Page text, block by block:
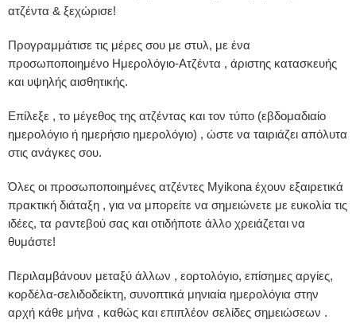
ατζέντα & ξεχώρισε!
Προγραμμάτισε τις μέρες σου με στυλ, με ένα
προσωποποιημένο Ημερολόγιο-Ατζέντα , άριστης κατασκευής
και υψηλής αισθητικής.
Επίλεξε , το μέγεθος της ατζέντας και τον τύπο (εβδομαδιαίο
ημερολόγιο ή ημερήσιο ημερολόγιο) , ώστε να ταιριάζει απόλυτα
στις ανάγκες σου.
Όλες οι προσωποποιημένες ατζέντες Myikona έχουν εξαιρετικά
πρακτική διάταξη , για να μπορείτε να σημειώνετε με ευκολία τις
ιδέες, τα ραντεβού σας και οτιδήποτε άλλο χρειάζεται να
θυμάστε!
Περιλαμβάνουν μεταξύ άλλων , εορτολόγιο, επίσημες αργίες,
κορδέλα-σελιδοδείκτη, συνοπτικά μηνιαία ημερολόγια στην
αρχή κάθε μήνα , καθώς και επιπλέον σελίδες σημειώσεων .